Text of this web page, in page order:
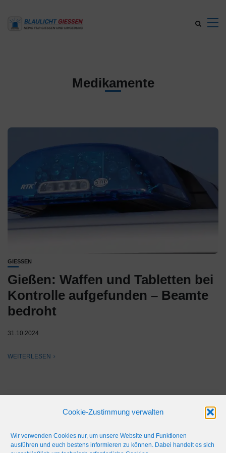
Cookie-Zustimmung verwalten
Wir verwenden Cookies nur, um unsere Website und Funktionen
ausführen und euch bestens informieren zu können. Dabei handelt es sich
Medikamente
GIESSEN
Gießen: Waffen und Tabletten bei
Kontrolle aufgefunden – Beamte
bedroht
31.10.2024
WEITERLESEN